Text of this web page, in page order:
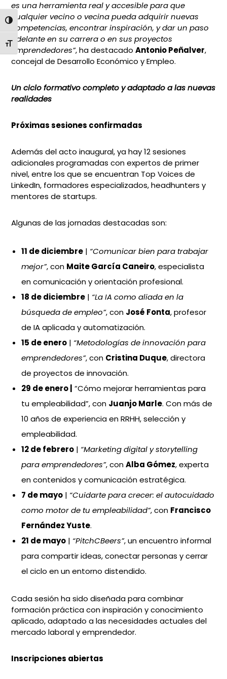
ALTERNAR ALTO CONTRASTE
ALTERNAR TAMAÑO DE LETRA
es una herramienta real y accesible para que
cualquier vecino o vecina pueda adquirir nuevas
competencias, encontrar inspiración, y dar un paso
adelante en su carrera o en sus proyectos
emprendedores”, ha destacadoAntonio Peñalver,
concejal de Desarrollo Económico y Empleo.
Un ciclo formativo completo y adaptado a las nuevas
realidades
Próximas sesiones confirmadas
Además del acto inaugural, ya hay 12 sesiones
adicionales programadas con expertos de primer
nivel, entre los que se encuentran Top Voices de
LinkedIn, formadores especializados, headhunters y
mentores de startups.
Algunas de las jornadas destacadas son:
11 de diciembre | “Comunicar bien para trabajar
mejor”, con Maite García Caneiro, especialista
en comunicación y orientación profesional.
18 de diciembre | “La IA como aliada en la
búsqueda de empleo”, con José Fonta, profesor
de IA aplicada y automatización.
15 de enero | “Metodologías de innovación para
emprendedores”, con Cristina Duque, directora
de proyectos de innovación.
29 de enero “Cómo mejorar herramientas para
tu empleabilidad”, con Juanjo Marle. Con más de
10 años de experiencia en RRHH, selección y
empleabilidad.
12 de febrero | “Marketing digital y storytelling
para emprendedores”, conAlba Gómez, experta
en contenidos y comunicación estratégica.
7 de mayo | “Cuidarte para crecer: el autocuidado
como motor de tu empleabilidad”, con Francisco
Fernández Yuste.
21 de mayo | “PitchCBeers”, un encuentro informal
para compartir ideas, conectar personas y cerrar
el ciclo en un entorno distendido.
Cada sesión ha sido diseñada para combinar
formación práctica con inspiración y conocimiento
aplicado, adaptado a las necesidades actuales del
mercado laboral y emprendedor.
Inscripciones abiertas